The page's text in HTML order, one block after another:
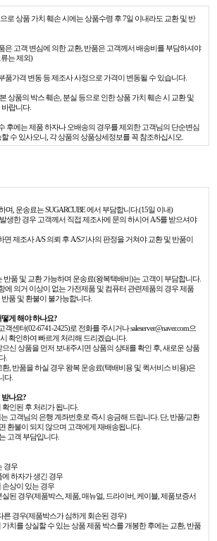
로 상품 가치 훼손 시에는 상품수령 후 7일 이내라도 교환 및 반
은 고객 변심에 의한 교환, 반품은 고객께서 배송비를 부담하셔야
는 제외)
품가격 변동 등 제조사 사정으로 가격이 변동될 수 있습니다.
상품의 박스 훼손, 분실 등으로 인한 상품 가치 훼손 시 교환 및
랍니다.
후에는 제품 하자나 오배송의 경우를 제외한 고객님의 단순변심
수 있사오니, 각 상품의 상품상세정보를 꼭 참조하십시오.
며, 운송료는 SUGARCUBE 에서 부담합니다.(15일 이내)
생한 경우 고객께서 직접 제조사에 문의 하시어 A/S를 받으셔야
면 제조사 A/S 의뢰 후 A/S기사의 판정을 거쳐야 교환 및 반품이
반품 및 교환 가능하며 운송료(왕복택배비)는 고객이 부담합니다.
에 의거 이상이 없는 가전제품 및 컴퓨터 관련제품의 경우 제품
품 및 환불이 불가능합니다.
게 해야 하나요?
센터(02-6741-2425)로 전화를 주시거나 saleserver@naver.com으
확인하여 빠르게 처리해 드리겠습니다.
신 상품을 먼저 보내주시면 상품의 상태를 확인 후, 새로운 상품
.
, 반품을 하실 경우 왕복 운송료(택배비용 및 퀵서비스 비용)은
다.
받나요?
인된 후 처리가 됩니다.
고객님의 은행 계좌번호로 즉시 송금해 드립니다. 단, 반품/교환
환불이 되지 않으며 고객에게 재배송됩니다.
고객 부담입니다.
경우
하자가 생긴 경우
손상이 있는 경우
된 경우(제품박스, 제품, 매뉴얼, 드라이버, 케이블, 제품보증서
른 경우(제품박스가 심하게 회손된 경우)
치를 상실할 수 있는 상품 제품 박스를 개봉한 후에는 교환, 반품